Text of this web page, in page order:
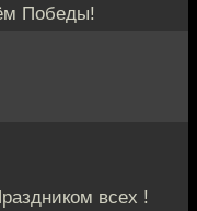
Победы!
всех !